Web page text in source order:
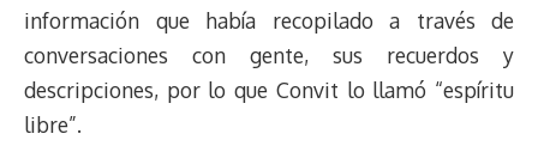
información que había recopilado a través de
conversaciones con gente, sus recuerdos y
descripciones, por lo que Convit lo llamó “espíritu
libre”.